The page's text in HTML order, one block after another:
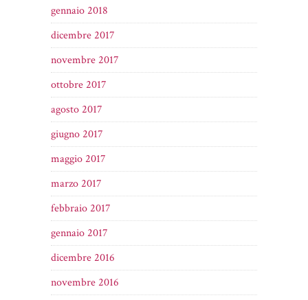
gennaio 2018
dicembre 2017
novembre 2017
ottobre 2017
agosto 2017
giugno 2017
maggio 2017
marzo 2017
febbraio 2017
gennaio 2017
dicembre 2016
novembre 2016